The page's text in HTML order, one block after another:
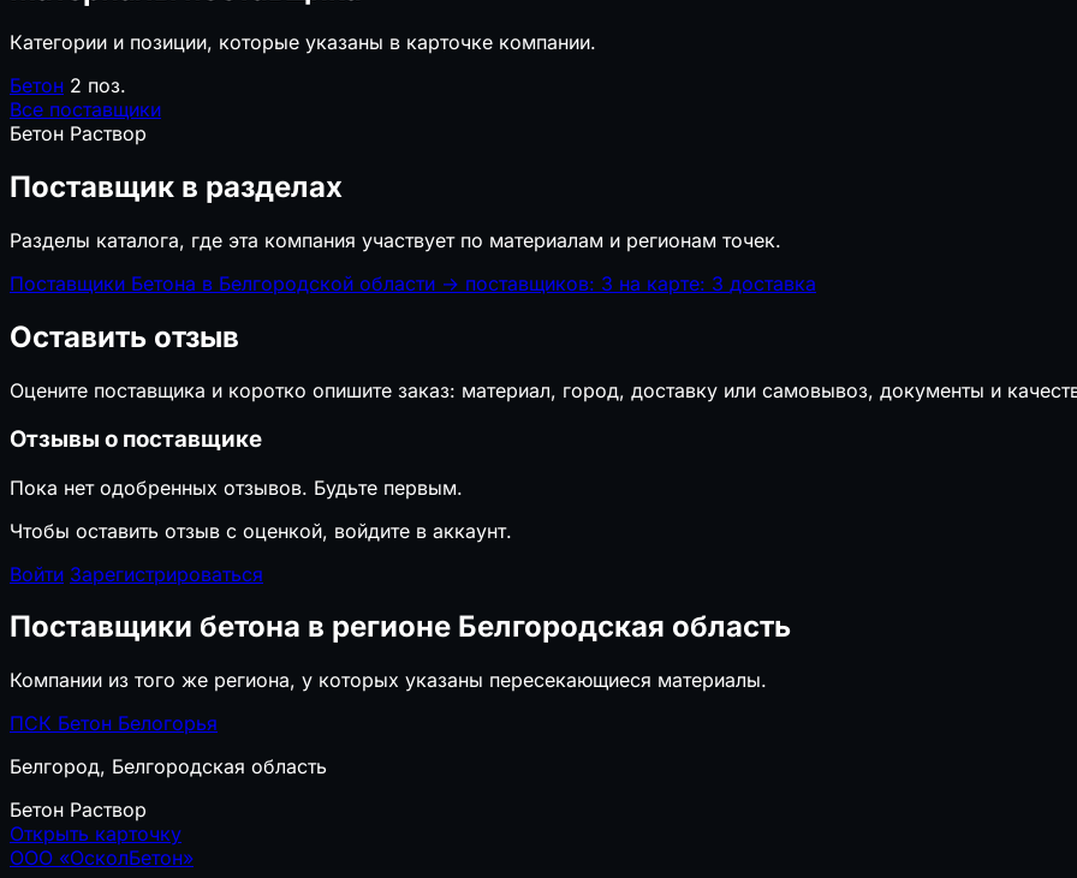
Категории и позиции, которые указаны в карточке компании.
Бетон 2 поз.
Все поставщики
Бетон Раствор
Поставщик в разделах
Разделы каталога, где эта компания участвует по материалам и регионам точек.
Поставщики Бетона в Белгородской области → поставщиков: 3 на карте: 3 доставка
Оставить отзыв
Оцените поставщика и коротко опишите заказ: материал, город, доставку или самовывоз, документы и
Отзывы о поставщике
Пока нет одобренных отзывов. Будьте первым.
Чтобы оставить отзыв с оценкой, войдите в аккаунт.
Войти Зарегистрироваться
Поставщики бетона в регионе Белгородская область
Компании из того же региона, у которых указаны пересекающиеся материалы.
ПСК Бетон Белогорья
Белгород, Белгородская область
Бетон Раствор
Открыть карточку
ООО «ОсколБетон»